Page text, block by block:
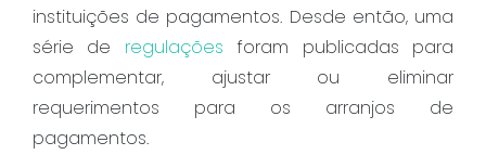
instituições de pagamentos. Desde então, uma
série de regulações foram publicadas para
complementar, ajustar ou eliminar
requerimentos para os arranjos de
pagamentos.